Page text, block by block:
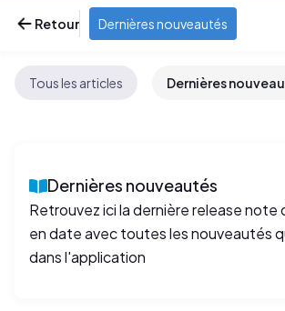
Retour Dernières nouveautés
Tous les articles Dernières
Dernières nouveautés
Retrouvez ici la dernière release note
en date avec toutes les nouveautés
dans l'application